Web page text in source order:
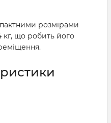
розмірами
кг, що робить його